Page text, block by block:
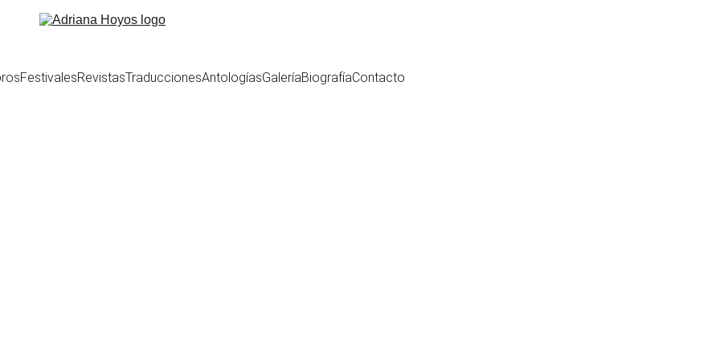
FestivalesRevistasTraduccionesAntologíasGaleríaBiografíaContacto